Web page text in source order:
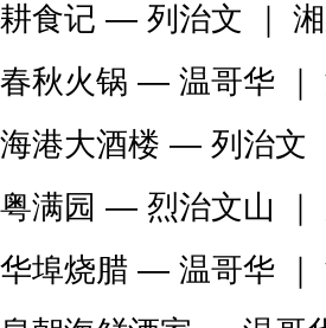
耕食记 — 列治文 ｜
春秋火锅 — 温哥华 ｜
海港大酒楼 — 列治文
粤满园 — 烈治文山 ｜
华埠烧腊 — 温哥华 ｜